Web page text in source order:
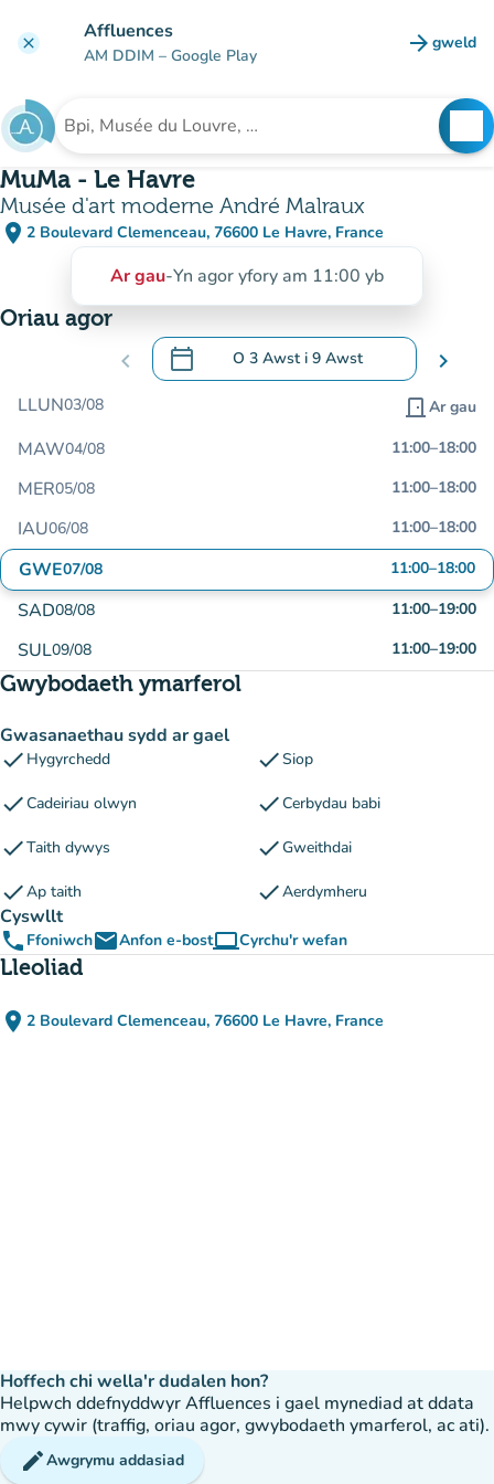
clear Affluences
AM DDIM – Google Play arrow_forward gweld
(tab
Chwilio am sefydliad
MuMa - Le Havre
Musée d'art moderne André Malraux
place 2 Boulevard Clemenceau, 76600 Le Havre, France
(agor yn Google Maps)
(tab newydd)
Ar gau-Yn agor yfory am 11:00 yb
Oriau agor
chevron_left calendar_today O 3 Awst i 9 Awst
.Agor y calendr i newid dyddiadau chevron_right
LLUN03/08 door_front Ar gau
MAW04/08 11:00–18:00
MER05/08 11:00–18:00
IAU06/08 11:00–18:00
GWE07/08 11:00–18:00
SAD08/08 11:00–19:00
SUL09/08 11:00–19:00
Gwybodaeth ymarferol
Gwasanaethau sydd ar gael
check Hygyrchedd checkSiop
checkCadeiriau olwyn checkCerbydau babi
checkTaith dywys checkGweithdai
checkAp taith checkAerdymheru
Cyswllt
phone FfoniwchemailAnfon e-bostcomputerCyrchu'r wefan
(tab newydd)
Lleoliad
place 2 Boulevard Clemenceau, 76600 Le Havre, France
(agor yn Google Maps)
(tab newydd)
Hoffech chi wella'r dudalen hon?
Helpwch ddefnyddwyr Affluences i gael mynediad at ddata
mwy cywir (traffig, oriau agor, gwybodaeth ymarferol, ac ati).
editAwgrymu addasiad